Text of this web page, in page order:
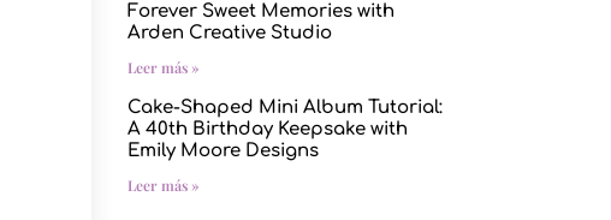
Forever Sweet Memories with
Arden Creative Studio
Leer más »
Cake-Shaped Mini Album Tutorial:
A 40th Birthday Keepsake with
Emily Moore Designs
Leer más »